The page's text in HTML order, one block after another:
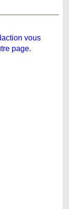
vous
page.